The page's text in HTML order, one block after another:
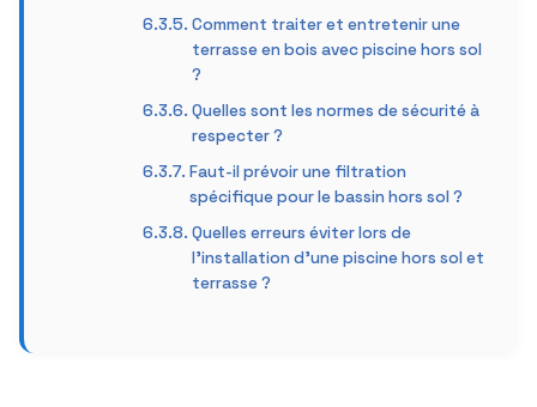
Comment traiter et entretenir une
terrasse en bois avec piscine hors sol
?
Quelles sont les normes de sécurité à
respecter ?
Faut-il prévoir une filtration
spécifique pour le bassin hors sol ?
Quelles erreurs éviter lors de
l’installation d’une piscine hors sol et
terrasse ?